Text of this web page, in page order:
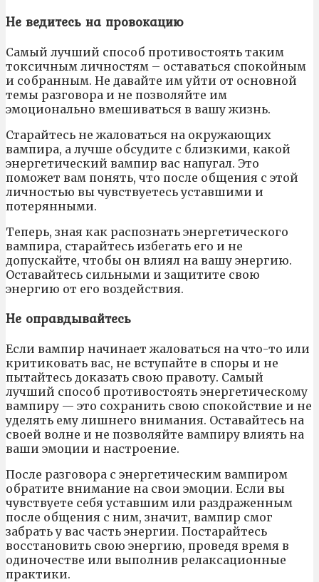
Не ведитесь на провокацию
Самый лучший способ противостоять таким
токсичным личностям – оставаться спокойным
и собранным. Не давайте им уйти от основной
темы разговора и не позволяйте им
эмоционально вмешиваться в вашу жизнь.
Старайтесь не жаловаться на окружающих
вампира, а лучше обсудите с близкими, какой
энергетический вампир вас напугал. Это
поможет вам понять, что после общения с этой
личностью вы чувствуетесь уставшими и
потерянными.
Теперь, зная как распознать энергетического
вампира, старайтесь избегать его и не
допускайте, чтобы он влиял на вашу энергию.
Оставайтесь сильными и защитите свою
энергию от его воздействия.
Не оправдывайтесь
Если вампир начинает жаловаться на что-то или
критиковать вас, не вступайте в споры и не
пытайтесь доказать свою правоту. Самый
лучший способ противостоять энергетическому
вампиру — это сохранить свою спокойствие и не
уделять ему лишнего внимания. Оставайтесь на
своей волне и не позволяйте вампиру влиять на
ваши эмоции и настроение.
После разговора с энергетическим вампиром
обратите внимание на свои эмоции. Если вы
чувствуете себя уставшим или раздраженным
после общения с ним, значит, вампир смог
забрать у вас часть энергии. Постарайтесь
восстановить свою энергию, проведя время в
одиночестве или выполнив релаксационные
практики.